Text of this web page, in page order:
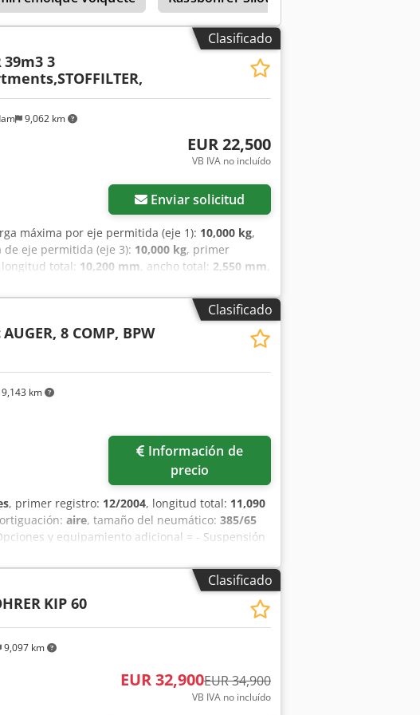
Clasificado
9,062 km
39m3 3
EUR 22,500
VB IVA no incluído
Enviar solicitud
máxima por eje permitida (eje 1): 10,000 kg,
de eje permitida (eje 3): 10,000 kg, primer
longitud total: 10,200 mm, ancho total: 2,550 mm,
de fabricación:
= Observaciones = 3 compartimentos, filtro de
información = Configuración de ejes
Carga máxima por eje: 10.000 kg; Perfil
eje trasero 2: Carga máxima por eje: 10.000 kg;
80% eje trasero 3: Carga máxima por eje:
neumático derecho: 40% Pesos Peso en
Tqo Ahtjck Funcionamiento Marca de la
Sí Estado Estado técnico: bueno Estado
Andre, Henri o Andre para más información.
Clasificado
km
AUGER, 8 COMP, BPW
precio
, primer registro: 12/2004, longitud total: 11,090
aire, tamaño del neumático: 385/65
y equipamiento adicional = - Suspensión
EUROS = Más información = Medida de los
Ahtok Suspensión: neumática Peso en vacío:
compartimentos: 8 Estado técnico: muy bueno
Clasificado
9,097 km
KIP 60
EUR 32,900EUR 34,900
VB IVA no incluído